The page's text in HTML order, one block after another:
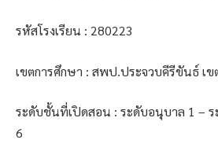
รหัสโรงเรียน : 280223
เขตการศึกษา : สพป.ประจวบคีรีขันธ์ เข
ระดับชั้นที่เปิดสอน : ระดับอนุบาล 1 –
6